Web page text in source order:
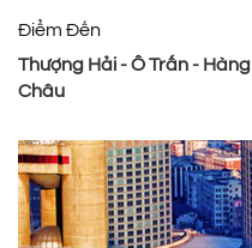
Điểm Đến
Thượng Hải - Ô Trấn - Hàng
Châu